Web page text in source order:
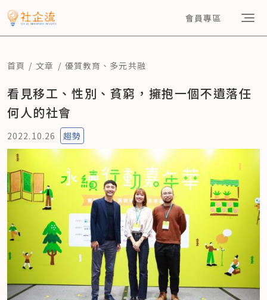
會員專區
首頁 文章 優質教育 、 多元共融
看見移工、性別、貧窮，擁抱一個不遺落任
何人的社會
2022.10.26 趨勢